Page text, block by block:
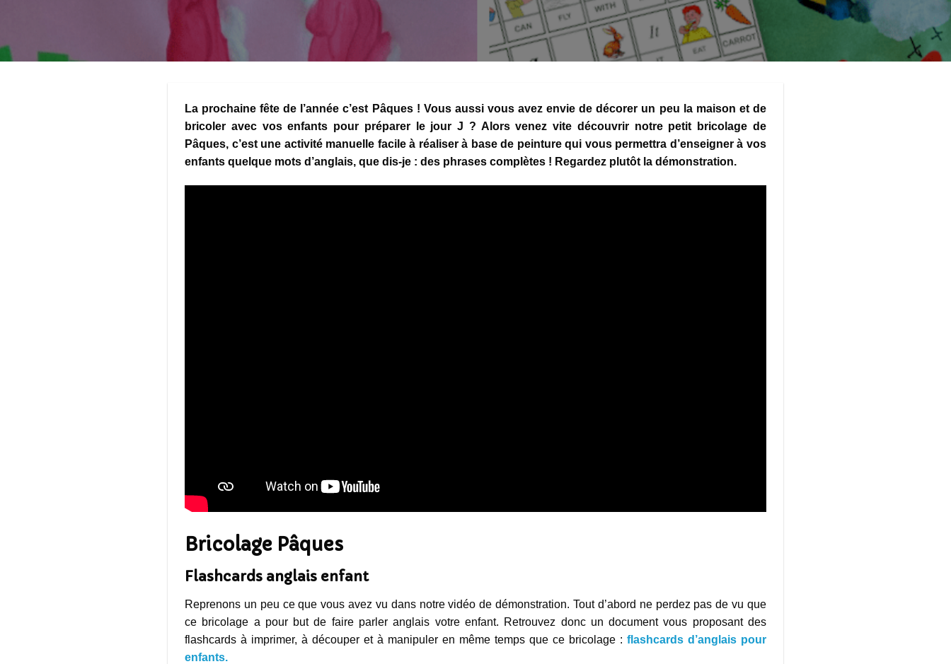
La prochaine fête de l’année c’est Pâques ! Vous aussi vous avez envie de décorer un peu la maison et de
bricoler avec vos enfants pour préparer le jour J ? Alors venez vite découvrir notre petit bricolage de
Pâques, c’est une activité manuelle facile à réaliser à base de peinture qui vous permettra d’enseigner à vos
enfants quelque mots d’anglais, que dis-je : des phrases complètes ! Regardez plutôt la démonstration.
Bricolage Pâques
Flashcards anglais enfant
Reprenons un peu ce que vous avez vu dans notre vidéo de démonstration. Tout d’abord ne perdez pas de vu que
ce bricolage a pour but de faire parler anglais votre enfant. Retrouvez donc un document vous proposant des
flashcards à imprimer, à découper et à manipuler en même temps que ce bricolage : flashcards d’anglais pour
enfants.